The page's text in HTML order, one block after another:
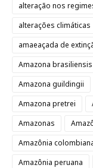
alteração nos
alterações climáticas
amaeaçada de
Amazona brasiliensis
Amazona guildingii
Amazona pretrei
Amazonas
Amazônia
Amazônia peruana